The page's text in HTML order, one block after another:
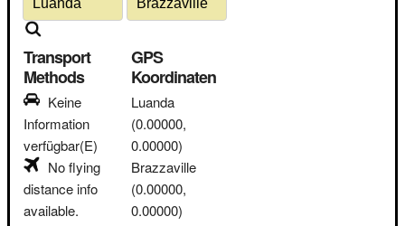
Transport
Methods
Keine
Information
verfügbar(E)
No flying
distance info
available.
GPS
Koordinaten
Luanda
(0.00000,
0.00000)
Brazzaville
(0.00000,
0.00000)